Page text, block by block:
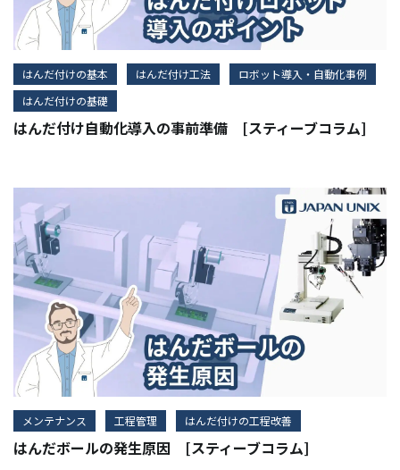
はんだ付けの基本 はんだ付け工法
ロボット導入・自動化事例
はんだ付けの基礎
はんだ付け自動化導入の事前準備 [スティーブコラム]
メンテナンス 工程管理 はんだ付けの工程改善
はんだボールの発生原因 [スティーブコラム]